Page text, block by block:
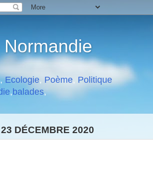
,Ecologie, Poème, Politique
,balades,
DÉCEMBRE 2020